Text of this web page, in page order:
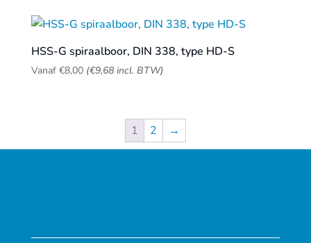
HSS-G spiraalboor, DIN 338, type HD-S
Vanaf €8,00 (€9,68incl. BTW)
1 2 →